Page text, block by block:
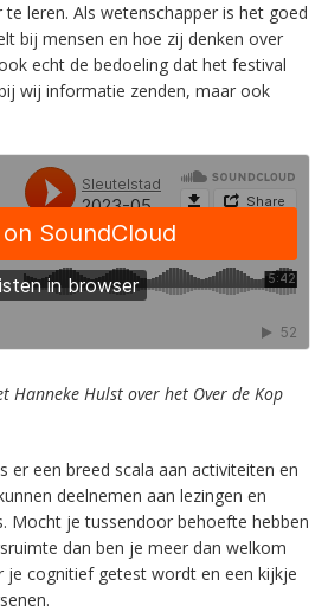
leren. Als wetenschapper is het goed
bij mensen en hoe zij denken over
echt de bedoeling dat het festival
wij informatie zenden, maar ook
Hanneke Hulst over het Over de Kop
er een breed scala aan activiteiten en
deelnemen aan lezingen en
Mocht je tussendoor behoefte hebben
dan ben je meer dan welkom
je cognitief getest wordt en een kijkje